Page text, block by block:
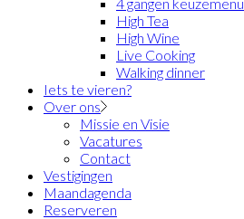
High Tea
High Wine
Live Cooking
Walking dinner
Iets te vieren?
Over ons
Missie en Visie
Vacatures
Contact
Vestigingen
Maandagenda
Reserveren